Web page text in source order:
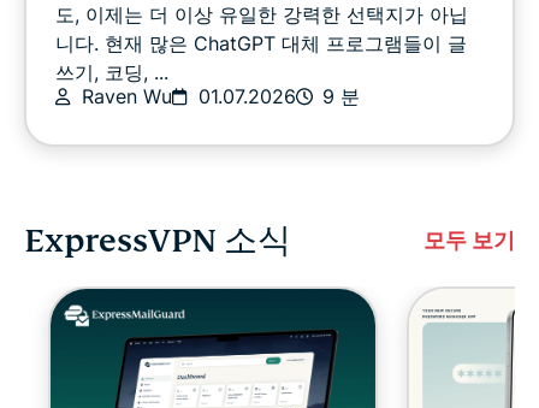
도, 이제는 더 이상 유일한 강력한 선택지가 아닙
니다. 현재 많은 ChatGPT 대체 프로그램들이 글
쓰기, 코딩, ...
Raven Wu
01.07.2026 9 분
ExpressVPN 소식 모두 보기